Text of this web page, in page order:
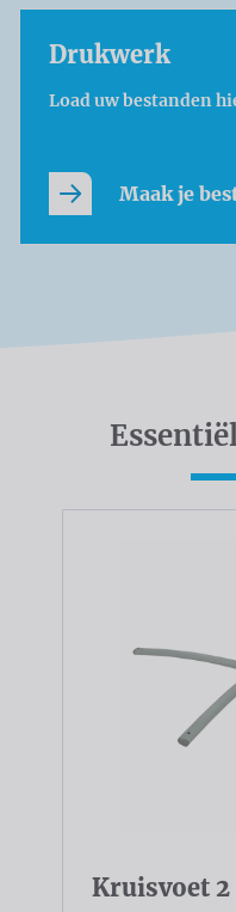
Drukwerk
Load uw bestanden
Maak je
Kruisvoet 2